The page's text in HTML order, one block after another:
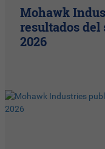
Mohawk
resultados del
2026